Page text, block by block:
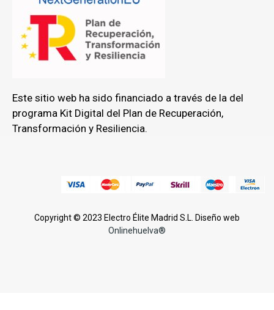
Este sitio web ha sido financiado a través de la del
programa Kit Digital del Plan de Recuperación,
Transformación y Resiliencia.
Copyright © 2023 Electro Élite Madrid S.L. Diseño web
Onlinehuelva®